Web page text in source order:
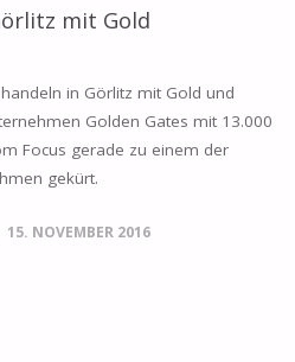
mit Gold
in Görlitz mit Gold und
Golden Gates mit 13.000
Focus gerade zu einem der
gekürt.
15. NOVEMBER 2016